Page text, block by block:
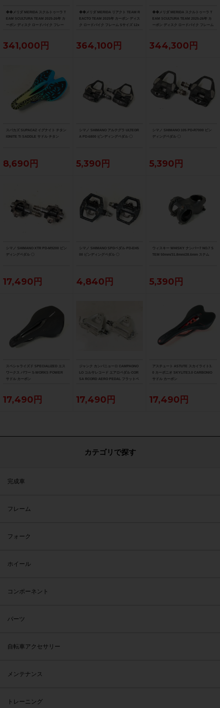
◆◆メリダ MERIDA スクルトゥーラ T
EAM SCULTURA TEAM 2025-26年 カ
ーボン ディスク ロードバイク フレー
341,000円
◆◆メリダ MERIDA リアクト TEAM R
EACTO TEAM 2025年 カーボン ディス
ク ロードバイク フレーム Sサイズ 12x
364,100円
◆◆メリダ MERIDA スクルトゥーラ T
EAM SCULTURA TEAM 2025-26年 カ
ーボン ディスク ロードバイク フレーム
344,300円
スパカズ SUPACAZ イグナイト チタン
IGNITE Ti SADDLE サドル チタン
8,690円
シマノ SHIMANO アルテグラ ULTEGR
A PD-6800 ビンディングペダル 〇
5,390円
シマノ SHIMANO 105 PD-R7000 ビン
ディングペダル 〇
5,390円
シマノ SHIMANO XTR PD-M9200 ビン
ディングペダル 〇
17,490円
シマノ SHIMANO SPDペダル PD-EH5
00 ビンディングペダル 〇
4,840円
ウィスキー WHISKY ナンバー7 NO.7 S
TEM 50mm/31.8mm/28.6mm ステム
5,390円
スペシャライズド SPECIALIZED エス
ワークス パワー S-WORKS POWER
サドル カーボン
17,490円
ジャンク カンパニョーロ CAMPAGNO
LO コルサレコード エアロペダル COR
SA RCORD AERO PEDAL フラットペ
17,490円
アスチュート ASTUTE スカイライト3.
0 カーボニオ SKYLITE3.0 CARBONIO
サドル カーボン
17,490円
カテゴリで探す
完成車
フレーム
フォーク
ホイール
コンポーネント
パーツ
自転車アクセサリー
メンテナンス
トレーニング